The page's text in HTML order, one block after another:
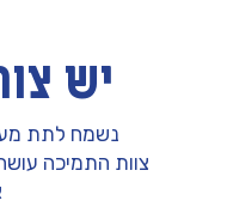
יש
נשמח לתת
צוות התמיכה